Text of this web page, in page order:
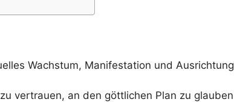
Wachstum, Manifestation und Ausrichtung
vertrauen, an den göttlichen Plan zu glauben